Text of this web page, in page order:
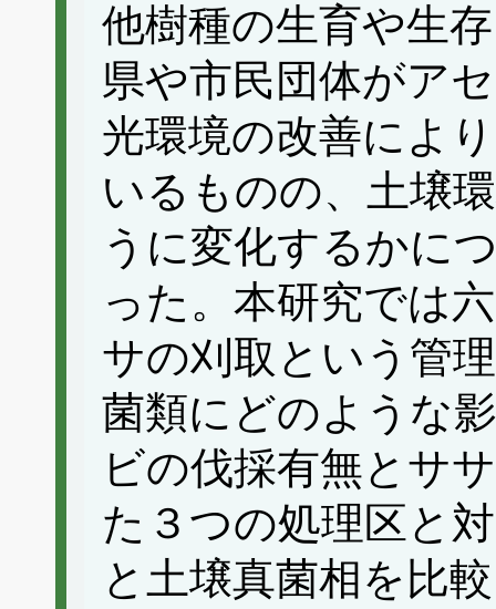
他樹種の生育や生
県や市民団体がア
光環境の改善によ
いるものの、土壌
うに変化するかに
った。本研究では
サの刈取という管
菌類にどのような
ビの伐採有無とサ
た３つの処理区と
と土壌真菌相を比